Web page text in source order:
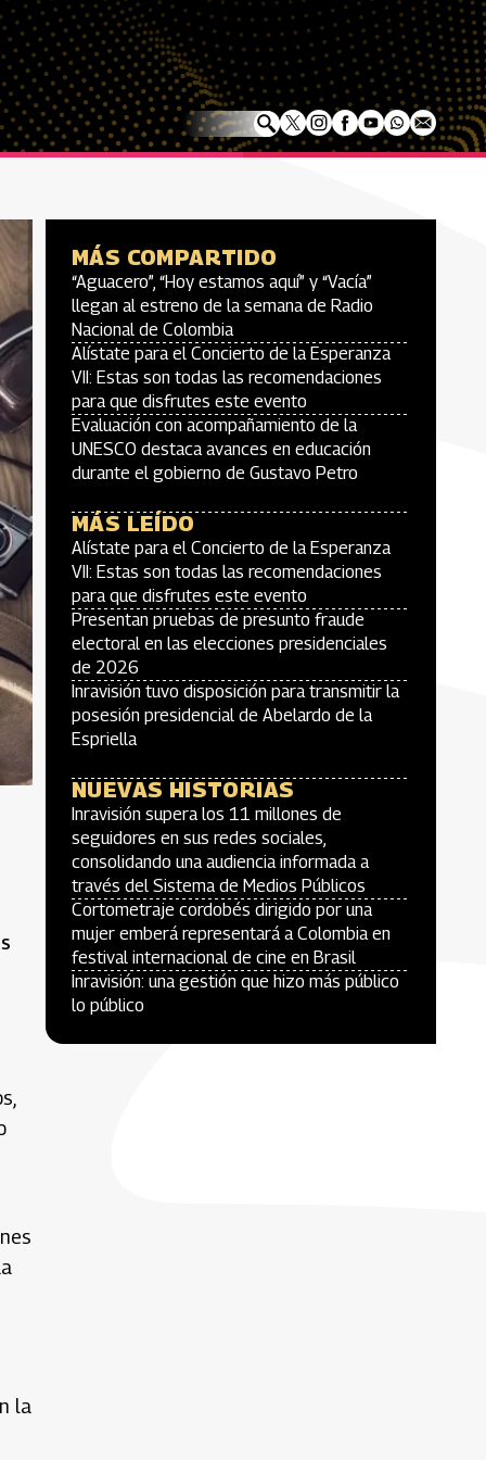
la
MÁS COMPARTIDO
“Aguacero”, “Hoy estamos aquí” y “Vacía”
llegan al estreno de la semana de Radio
Nacional de Colombia
Alístate para el Concierto de la Esperanza
VII: Estas son todas las recomendaciones
para que disfrutes este evento
Evaluación con acompañamiento de la
UNESCO destaca avances en educación
durante el gobierno de Gustavo Petro
MÁS LEÍDO
Alístate para el Concierto de la Esperanza
VII: Estas son todas las recomendaciones
para que disfrutes este evento
Presentan pruebas de presunto fraude
electoral en las elecciones presidenciales
de 2026
Inravisión tuvo disposición para transmitir la
posesión presidencial de Abelardo de la
Espriella
NUEVAS HISTORIAS
Inravisión supera los 11 millones de
seguidores en sus redes sociales,
consolidando una audiencia informada a
través del Sistema de Medios Públicos
Cortometraje cordobés dirigido por una
mujer emberá representará a Colombia en
festival internacional de cine en Brasil
Inravisión: una gestión que hizo más público
lo público